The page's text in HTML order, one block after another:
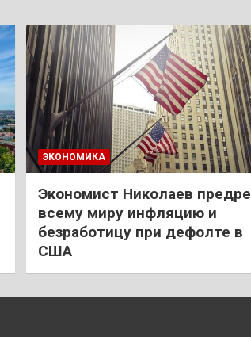
ЭКОНОМИКА
Экономист Николаев
всему миру инфляцию и
безработицу при дефолте в
США